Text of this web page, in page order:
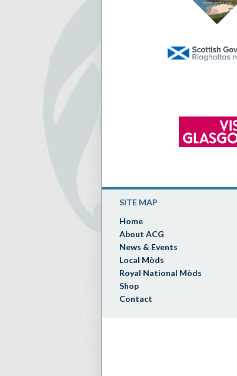
SITE MAP
Home
About ACG
News & Events
Local Mòds
Royal National Mòds
Shop
Contact